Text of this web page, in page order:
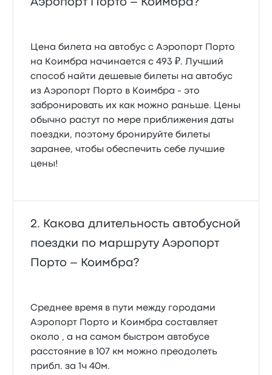
Аэропорт Порто – Коимбра?
Цена билета на автобус с Аэропорт Порто
на Коимбра начинается с 493 ₽. Лучший
способ найти дешевые билеты на автобус
из Аэропорт Порто в Коимбра - это
забронировать их как можно раньше. Цены
обычно растут по мере приближения даты
поездки, поэтому бронируйте билеты
заранее, чтобы обеспечить себе лучшие
цены!
Какова длительность автобусной
поездки по маршруту Аэропорт
Порто – Коимбра?
Среднее время в пути между городами
Аэропорт Порто и Коимбра составляет
около , а на самом быстром автобусе
расстояние в 107 км можно преодолеть
прибл. за 1ч 40м.